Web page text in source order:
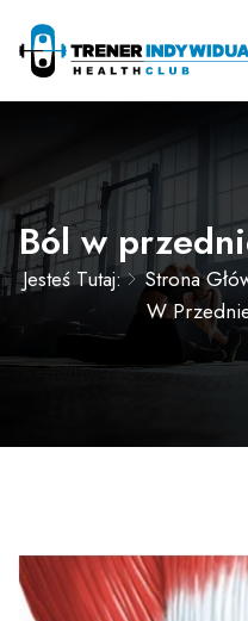
Ból w
Jesteś Tutaj: Strona
W